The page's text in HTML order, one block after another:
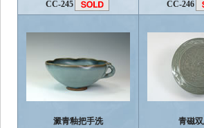
CC-245 CC-246
澱青釉把手洗 青磁